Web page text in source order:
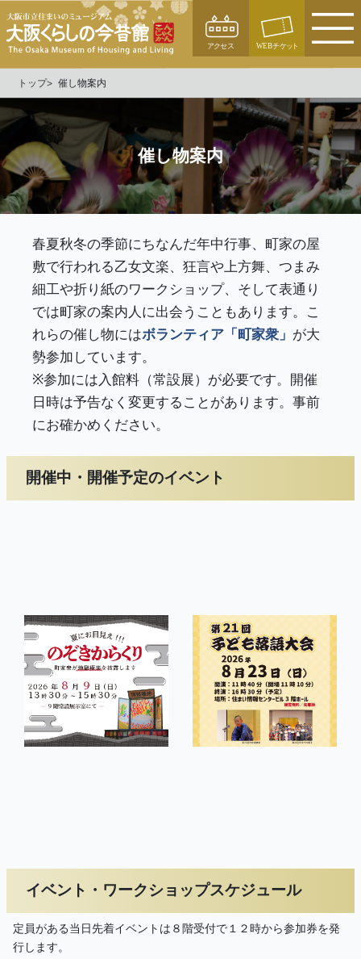
トップ 催し物案内
催し物案内
春夏秋冬の季節にちなんだ年中行事、町家の屋
敷で行われる乙女文楽、狂言や上方舞、つまみ
細工や折り紙のワークショップ、そして表通り
では町家の案内人に出会うこともあります。こ
れらの催し物にはボランティア「町家衆」 が大
勢参加しています。
※参加には入館料（常設展）が必要です。開催
日時は予告なく変更することがあります。事前
にお確かめください。
開催中・開催予定のイベント
< >
イベント・ワークショップスケジュール
定員がある当日先着イベントは８階受付で１２時から参加券を発
行します。